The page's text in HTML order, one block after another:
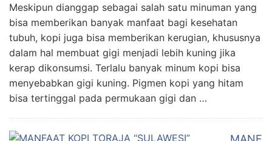
Meskipun dianggap sebagai salah satu minuman yang
bisa memberikan banyak manfaat bagi kesehatan
tubuh, kopi juga bisa memberikan kerugian, khususnya
dalam hal membuat gigi menjadi lebih kuning jika
kerap dikonsumsi. Terlalu banyak minum kopi bisa
menyebabkan gigi kuning. Pigmen kopi yang hitam
bisa tertinggal pada permukaan gigi dan …